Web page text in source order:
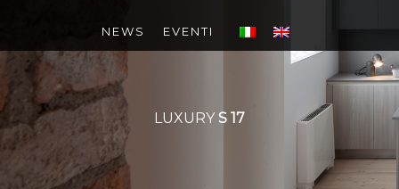
NEWS EVENTI
LUXURYS 17